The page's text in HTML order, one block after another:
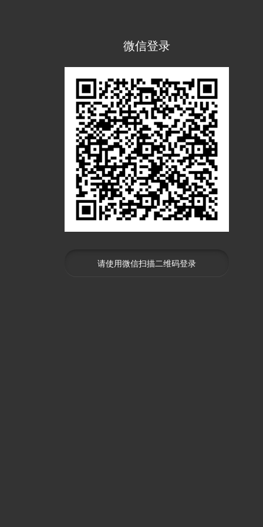
微信登录
请使用微信扫描二维码登录